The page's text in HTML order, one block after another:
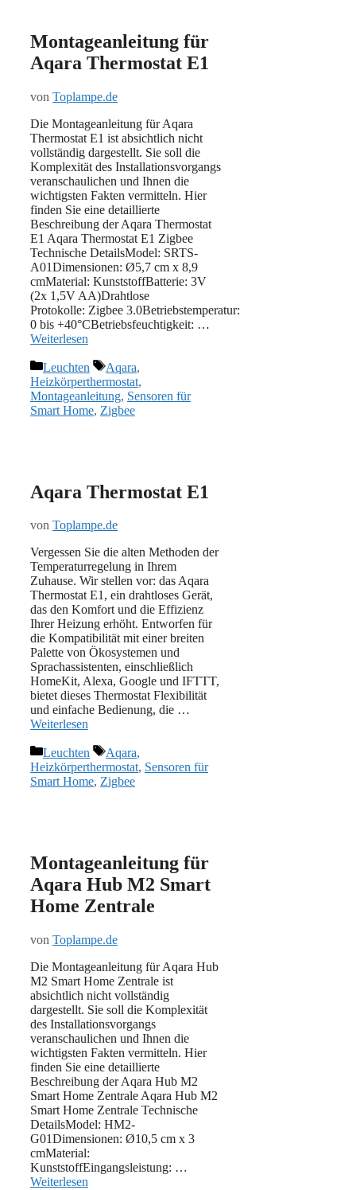
Montageanleitung für
Aqara Thermostat E1
von Toplampe.de
Die Montageanleitung für Aqara
Thermostat E1 ist absichtlich nicht
vollständig dargestellt. Sie soll die
Komplexität des Installationsvorgangs
veranschaulichen und Ihnen die
wichtigsten Fakten vermitteln. Hier
finden Sie eine detaillierte
Beschreibung der Aqara Thermostat
E1 Aqara Thermostat E1 Zigbee
Technische DetailsModel: SRTS-
A01Dimensionen: Ø5,7 cm x 8,9
cmMaterial: KunststoffBatterie: 3V
(2x 1,5V AA)Drahtlose
Protokolle: Zigbee 3.0Betriebstemperatur:
0 bis +40°CBetriebsfeuchtigkeit: …
Weiterlesen
Kategorien
Leuchten Schlagwörter
Aqara,
Heizkörperthermostat,
Montageanleitung, Sensoren für
Smart Home, Zigbee
Aqara Thermostat E1
von Toplampe.de
Vergessen Sie die alten Methoden der
Temperaturregelung in Ihrem
Zuhause. Wir stellen vor: das Aqara
Thermostat E1, ein drahtloses Gerät,
das den Komfort und die Effizienz
Ihrer Heizung erhöht. Entworfen für
die Kompatibilität mit einer breiten
Palette von Ökosystemen und
Sprachassistenten, einschließlich
HomeKit, Alexa, Google und IFTTT,
bietet dieses Thermostat Flexibilität
und einfache Bedienung, die …
Weiterlesen
Kategorien
Leuchten Schlagwörter
Aqara,
Heizkörperthermostat, Sensoren für
Smart Home, Zigbee
Montageanleitung für
Aqara Hub M2 Smart
Home Zentrale
von Toplampe.de
Die Montageanleitung für Aqara Hub
M2 Smart Home Zentrale ist
absichtlich nicht vollständig
dargestellt. Sie soll die Komplexität
des Installationsvorgangs
veranschaulichen und Ihnen die
wichtigsten Fakten vermitteln. Hier
finden Sie eine detaillierte
Beschreibung der Aqara Hub M2
Smart Home Zentrale Aqara Hub M2
Smart Home Zentrale Technische
DetailsModel: HM2-
G01Dimensionen: Ø10,5 cm x 3
cmMaterial:
KunststoffEingangsleistung: …
Weiterlesen